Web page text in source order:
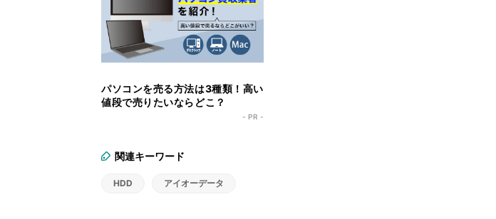
パソコンを売る方法は3種類！高い
値段で売りたいならどこ？
- PR -
関連キーワード
HDD アイオーデータ